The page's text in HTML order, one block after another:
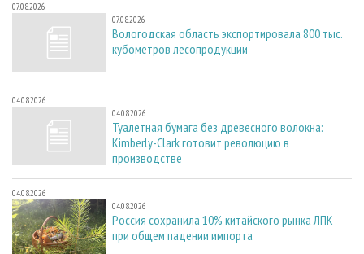
07.08.2026
07.08.2026
Вологодская область экспортировала 800 тыс.
кубометров лесопродукции
04.08.2026
04.08.2026
Туалетная бумага без древесного волокна:
Kimberly-Clark готовит революцию в
производстве
04.08.2026
04.08.2026
Россия сохранила 10% китайского рынка ЛПК
при общем падении импорта